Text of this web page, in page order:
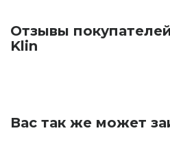
Отзывы
Klin
Вас так же может